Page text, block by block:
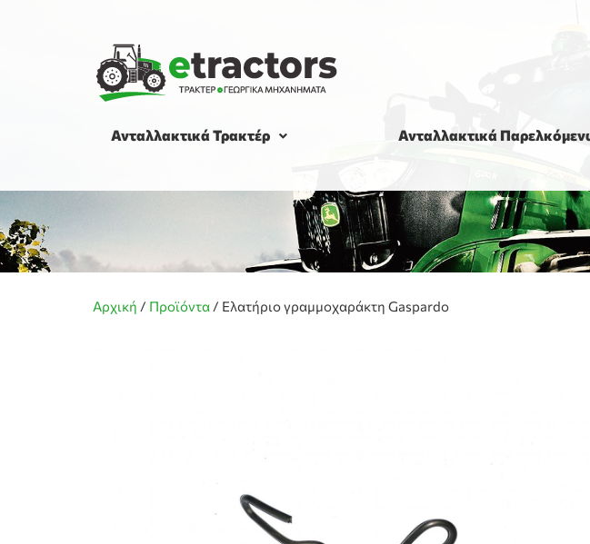
Ανταλλακτικά Τρακτέρ Ανταλλακτικά
Αρχική / Προϊόντα / Ελατήριο γραμμοχαράκτη Gaspardo